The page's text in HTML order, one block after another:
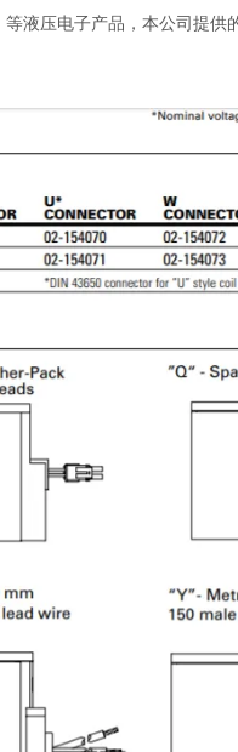
等液压电子产品，本公司提